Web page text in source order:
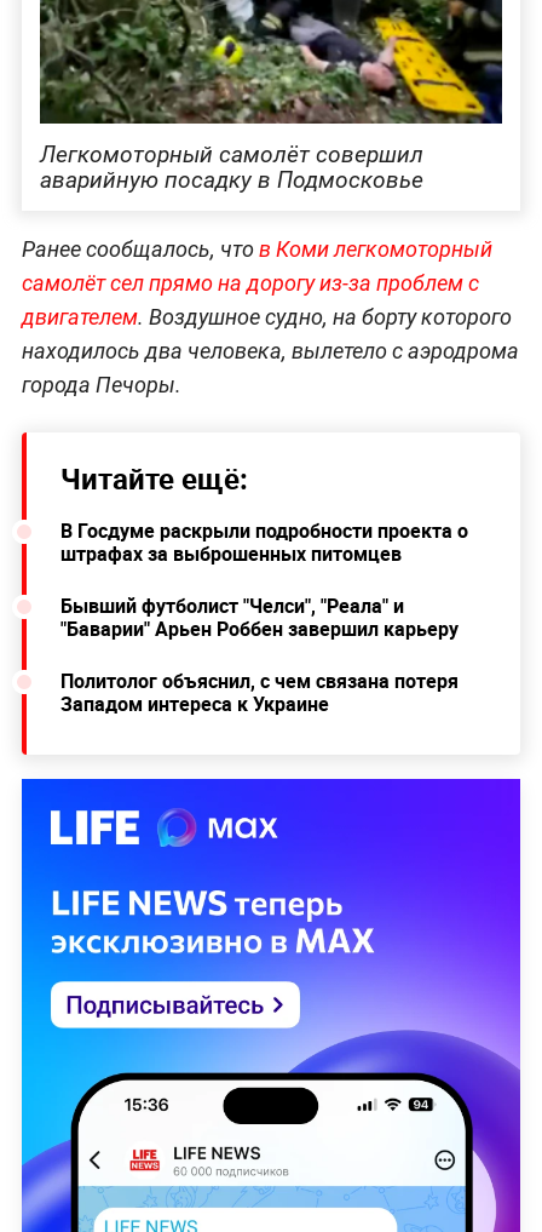
Легкомоторный самолёт совершил
аварийную посадку в Подмосковье
Ранеесообщалось, чтов Коми легкомоторный
самолёт сел прямо на дорогу из-за проблем с
двигателем. Воздушное судно, на борту которого
находилось два человека, вылетело с аэродрома
города Печоры.
Читайте ещё:
В Госдуме раскрыли подробности проекта о
штрафах за выброшенных питомцев
Бывший футболист "Челси", "Реала" и
"Баварии" Арьен Роббен завершил карьеру
Политолог объяснил, с чем связана потеря
Западом интереса к Украине